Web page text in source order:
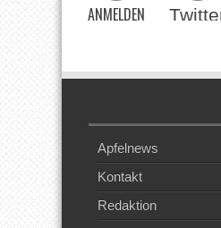
ANMELDEN
Apfelnews
Kontakt
Redaktion